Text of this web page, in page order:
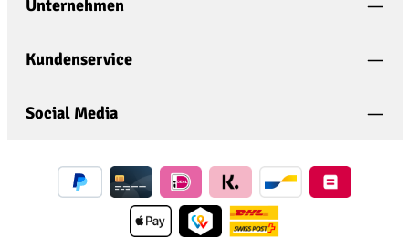
Ich habe die
bin mit ihnen einverstanden.
Unternehmen
Kundenservice
Social Media